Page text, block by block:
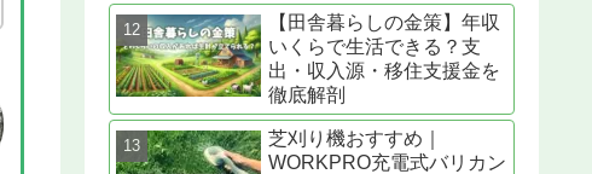
【田舎暮らしの金策】年収
いくらで生活できる？支
出・収入源・移住支援金を
徹底解剖
芝刈り機おすすめ｜
WORKPRO充電式バリカン